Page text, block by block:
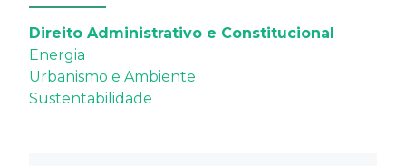
Direito Administrativo e Constitucional
Energia
Urbanismo e Ambiente
Sustentabilidade